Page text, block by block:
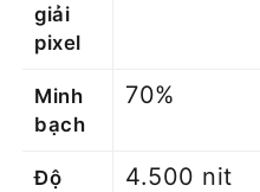
giải
pixel
Minh
bạch
70%
Độ
4.500 nit